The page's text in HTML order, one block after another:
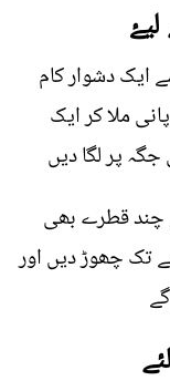
ایک دشوار کام
ملا کر ایک
پر لگا دیں
چند قطرے بھی
تک چھوڑ دیں اور